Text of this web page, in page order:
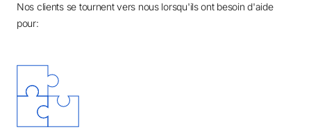
Nos clients se tournent vers nous lorsqu'ils ont besoin d'aide
pour: